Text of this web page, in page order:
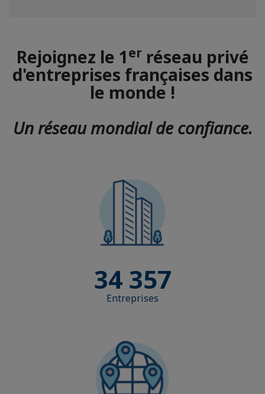
Rejoignez le 1erréseau privé
d'entreprises françaises dans
le monde !
Un réseau mondial de confiance.
34 357
Entreprises